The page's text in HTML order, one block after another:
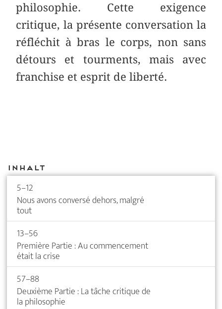
philosophie. Cette exigence
critique, la présente conversation la
réfléchit à bras le corps, non sans
détours et tourments, mais avec
franchise et esprit de liberté.
Inhalt
5–12
Nous avons conversé dehors, malgré
tout
13–56
Première Partie : Au commencement
était la crise
57–88
Deuxième Partie : La tâche critique de
la philosophie